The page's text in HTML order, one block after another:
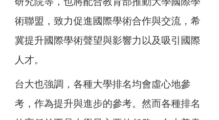
術聯盟，致力促進國際學術合作與交流，希
冀提升國際學術聲望與影響力以及吸引國際
人才。
台大也強調，各種大學排名均會虛心地參
考，作為提升與進步的參考。然而各種排名